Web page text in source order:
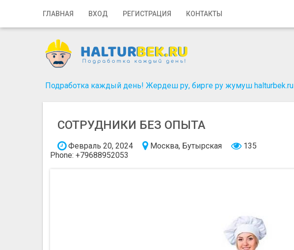
ГЛАВНАЯ ВХОД РЕГИСТРАЦИЯ КОНТАКТЫ
Главная
Регистрация
Добавить объявление
Подработка каждый день! Жердеш ру, бирге ру жумуш halturbek.ru
СОТРУДНИКИ БЕЗ ОПЫТА
Февраль 20, 2024 Москва, Бутырская
135
Phone: +79688952053